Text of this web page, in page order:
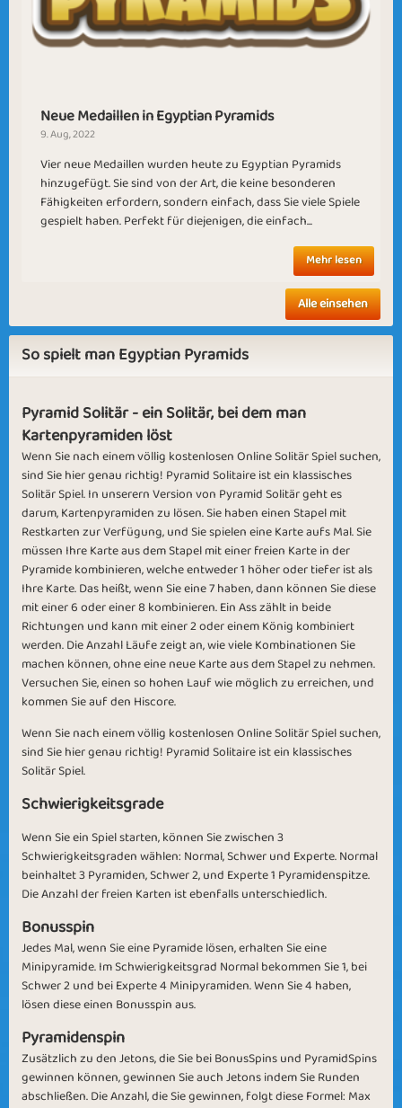
Day at the Beach Fabulous Feb
Brown Leaves King Carrom
Calendula Dubai Nights
Jupiter Cold Air
Winter OL Indian Summer
Madness Winter OL
Third Season Fresh Air
Vacation Time
Neue Medaillen in Egyptian Pyramids
9. Aug, 2022
Vier neue Medaillen wurden heute zu Egyptian Pyramids
hinzugefügt. Sie sind von der Art, die keine besonderen
Fähigkeiten erfordern, sondern einfach, dass Sie viele Spiele
gespielt haben. Perfekt für diejenigen, die einfach...
Mehr lesen
Alle einsehen
So spielt man Egyptian Pyramids
Pyramid Solitär - ein Solitär, bei dem man
Kartenpyramiden löst
Wenn Sie nach einem völlig kostenlosen Online Solitär Spiel suchen,
sind Sie hier genau richtig! Pyramid Solitaire ist ein klassisches
Solitär Spiel. In unserern Version von Pyramid Solitär geht es
darum, Kartenpyramiden zu lösen. Sie haben einen Stapel mit
Restkarten zur Verfügung, und Sie spielen eine Karte aufs Mal. Sie
müssen Ihre Karte aus dem Stapel mit einer freien Karte in der
Pyramide kombinieren, welche entweder 1 höher oder tiefer ist als
Ihre Karte. Das heißt, wenn Sie eine 7 haben, dann können Sie diese
mit einer 6 oder einer 8 kombinieren. Ein Ass zählt in beide
Richtungen und kann mit einer 2 oder einem König kombiniert
werden. Die Anzahl Läufe zeigt an, wie viele Kombinationen Sie
machen können, ohne eine neue Karte aus dem Stapel zu nehmen.
Versuchen Sie, einen so hohen Lauf wie möglich zu erreichen, und
kommen Sie auf den Hiscore.
Wenn Sie nach einem völlig kostenlosen Online Solitär Spiel suchen,
sind Sie hier genau richtig! Pyramid Solitaire ist ein klassisches
Solitär Spiel.
Schwierigkeitsgrade
Wenn Sie ein Spiel starten, können Sie zwischen 3
Schwierigkeitsgraden wählen: Normal, Schwer und Experte. Normal
beinhaltet 3 Pyramiden, Schwer 2, und Experte 1 Pyramidenspitze.
Die Anzahl der freien Karten ist ebenfalls unterschiedlich.
Bonusspin
Jedes Mal, wenn Sie eine Pyramide lösen, erhalten Sie eine
Minipyramide. Im Schwierigkeitsgrad Normal bekommen Sie 1, bei
Schwer 2 und bei Experte 4 Minipyramiden. Wenn Sie 4 haben,
lösen diese einen Bonusspin aus.
Pyramidenspin
Zusätzlich zu den Jetons, die Sie bei BonusSpins und PyramidSpins
gewinnen können, gewinnen Sie auch Jetons indem Sie Runden
abschließen. Die Anzahl, die Sie gewinnen, folgt diese Formel: Max